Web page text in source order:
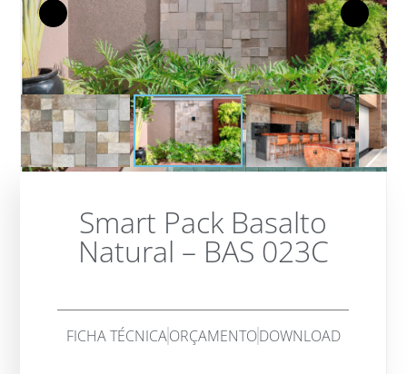
Smart Pack Basalto
Natural – BAS 023C
FICHA TÉCNICAORÇAMENTODOWNLOAD